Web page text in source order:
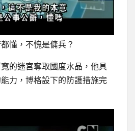
懂，不愧是傭兵？
的迷宮奪取國度水晶，他具
力，博格設下的防護措施完